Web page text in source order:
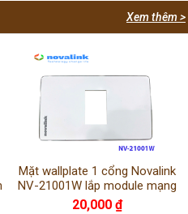
Xem thêm >
Mặt wallplate 1 cổng Novalink
NV-21001W lắp module mạng
HDMI USB VGA
20,000 ₫